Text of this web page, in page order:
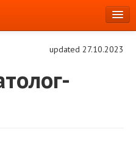
updated 27.10.2023